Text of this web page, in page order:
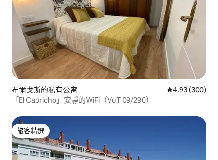
布爾戈斯的私有公寓 從 300 則評價
4.93 (300)
「El Capricho」安靜的WiFi（VuT 09/290）
旅客精選
旅客精選